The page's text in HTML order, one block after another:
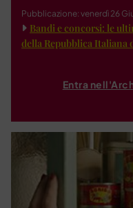
Pubblicazione: venerdì 26
Bandi e concorsi: le
della Repubblica Italiana
Entra